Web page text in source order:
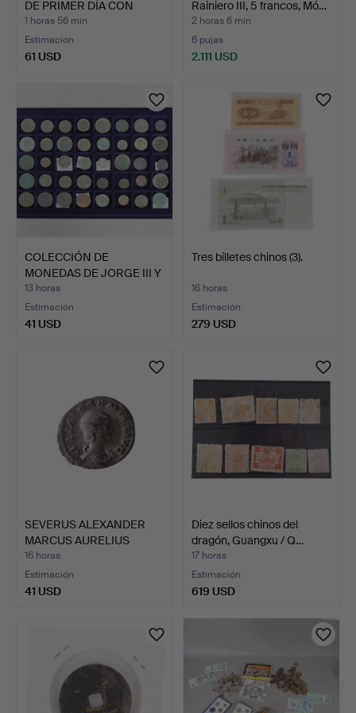
DE PRIMER DÍA CON
MONE…
1 horas 56 min
Estimación
61 USD
Rainiero III, 5 francos, Mó…
2 horas 6 min
6 pujas
2.111 USD
COLECCIÓN DE
MONEDAS DE JORGE III Y
POSTER…
13 horas
Estimación
41 USD
Tres billetes chinos (3).
16 horas
Estimación
279 USD
SEVERUS ALEXANDER
MARCUS AURELIUS
SEVERUS …
16 horas
Estimación
41 USD
Diez sellos chinos del
dragón, Guangxu / Q…
17 horas
Estimación
619 USD